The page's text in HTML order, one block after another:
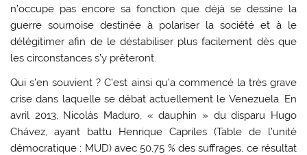
n’occupe pas encore sa fonction que déjà se dessine la
guerre sournoise destinée à polariser la société et à le
délégitimer afin de le déstabiliser plus facilement dès que
les circonstances s’y prêteront.
Qui s’en souvient ? C’est ainsi qu’a commencé la très grave
crise dans laquelle se débat actuellement le Venezuela. En
avril 2013, Nicolás Maduro, « dauphin » du disparu Hugo
Chávez, ayant battu Henrique Capriles (Table de l’unité
démocratique ; MUD) avec 50,75 % des suffrages, ce résultat